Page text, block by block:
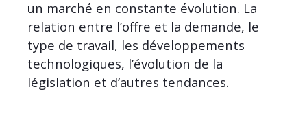
un marché en constante évolution. La
relation entre l’offre et la demande, le
type de travail, les développements
technologiques, l’évolution de la
législation et d’autres tendances.